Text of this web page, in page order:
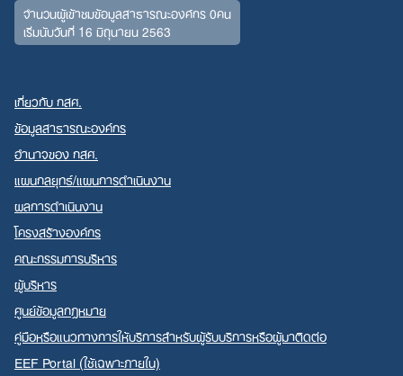
Search
for:
จำนวนผู้เข้าชมข้อมูลสาธารณะองค์กร 0คน
เริ่มนับวันที่ 16 มิถุนายน 2563
เกี่ยวกับ กสศ.
ข้อมูลสาธารณะองค์กร
อำนาจของ กสศ.
แผนกลยุทธ์/แผนการดำเนินงาน
ผลการดำเนินงาน
โครงสร้างองค์กร
คณะกรรมการบริหาร
ผู้บริหาร
ศูนย์ข้อมูลกฎหมาย
คู่มือหรือแนวทางการให้บริการสำหรับผู้รับบริการหรือผู้มาติดต่อ
EEF Portal (ใช้เฉพาะภายใน)